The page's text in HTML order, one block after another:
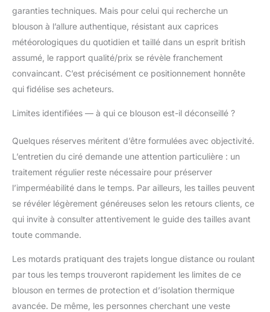
garanties techniques. Mais pour celui qui recherche un
blouson à l’allure authentique, résistant aux caprices
météorologiques du quotidien et taillé dans un esprit british
assumé, le rapport qualité/prix se révèle franchement
convaincant. C’est précisément ce positionnement honnête
qui fidélise ses acheteurs.
Limites identifiées — à qui ce blouson est-il déconseillé ?
Quelques réserves méritent d’être formulées avec objectivité.
L’entretien du ciré demande une attention particulière : un
traitement régulier reste nécessaire pour préserver
l’imperméabilité dans le temps. Par ailleurs, les tailles peuvent
se révéler légèrement généreuses selon les retours clients, ce
qui invite à consulter attentivement le guide des tailles avant
toute commande.
Les motards pratiquant des trajets longue distance ou roulant
par tous les temps trouveront rapidement les limites de ce
blouson en termes de protection et d’isolation thermique
avancée. De même, les personnes cherchant une veste